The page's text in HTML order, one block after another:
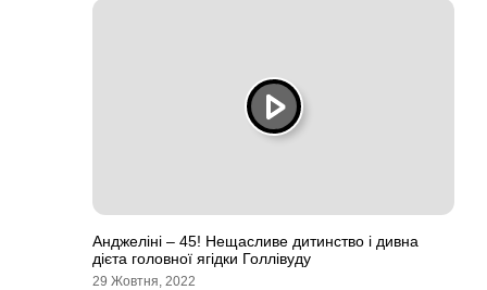
Анджеліні – 45! Нещасливе дитинство і дивна
дієта головної ягідки Голлівуду
29 Жовтня, 2022